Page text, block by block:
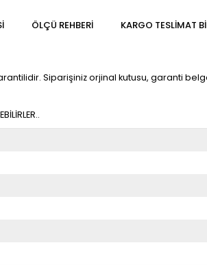
ÖLÇÜ REHBERI KARGO TESLIMAT
Siparişiniz orjinal kutusu, garanti